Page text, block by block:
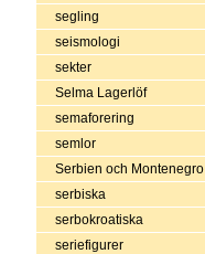
segling
seismologi
sekter
Selma Lagerlöf
semaforering
semlor
Serbien och Montenegro
serbiska
serbokroatiska
seriefigurer